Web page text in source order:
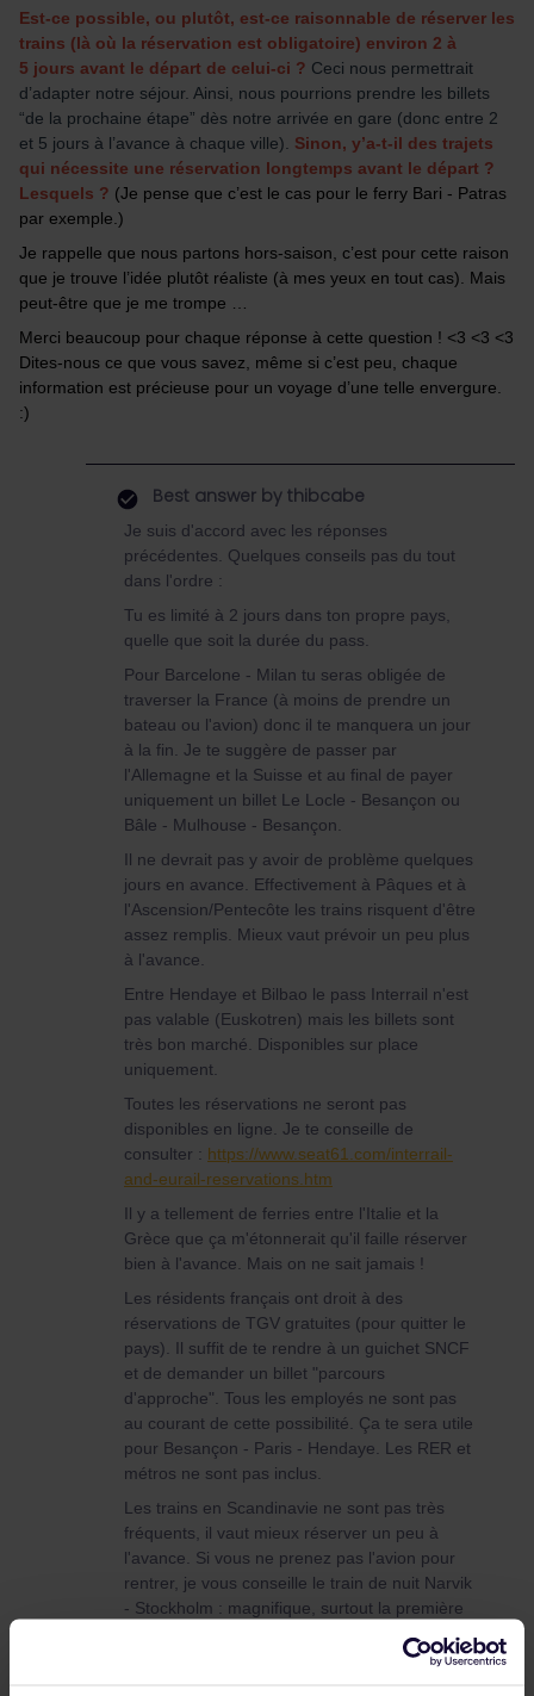
Est-ce possible, ou plutôt, est-ce raisonnable de réserver les
trains (là où la réservation est obligatoire) environ 2 à
5 jours avant le départ de celui-ci ? Ceci nous permettrait
d’adapter notre séjour. Ainsi, nous pourrions prendre les billets
“de la prochaine étape” dès notre arrivée en gare (donc entre 2
et 5 jours à l’avance à chaque ville).
Sinon, y’a-t-il des trajets
qui nécessite une réservation longtemps avant le départ ?
Lesquels ? (Je pense que c’est le cas pour le ferry Bari - Patras
par exemple.)
Je rappelle que nous partons hors-saison, c’est pour cette raison
que je trouve l’idée plutôt réaliste (à mes yeux en tout cas). Mais
peut-être que je me trompe …
Merci beaucoup pour chaque réponse à cette question ! <3 <3 <3
Dites-nous ce que vous savez, même si c’est peu, chaque
information est précieuse pour un voyage d’une telle envergure.
:)
Best answer by thibcabe
Je suis d'accord avec les réponses
précédentes. Quelques conseils pas du tout
dans l'ordre :
Tu es limité à 2 jours dans ton propre pays,
quelle que soit la durée du pass.
Pour Barcelone - Milan tu seras obligée de
traverser la France (à moins de prendre un
bateau ou l'avion) donc il te manquera un jour
à la fin. Je te suggère de passer par
l'Allemagne et la Suisse et au final de payer
uniquement un billet Le Locle - Besançon ou
Bâle - Mulhouse - Besançon.
Il ne devrait pas y avoir de problème quelques
jours en avance. Effectivement à Pâques et à
l'Ascension/Pentecôte les trains risquent d'être
assez remplis. Mieux vaut prévoir un peu plus
à l'avance.
Entre Hendaye et Bilbao le pass Interrail n'est
pas valable (Euskotren) mais les billets sont
très bon marché. Disponibles sur place
uniquement.
Toutes les réservations ne seront pas
disponibles en ligne. Je te conseille de
consulter : https://www.seat61.com/interrail-
and-eurail-reservations.htm
Il y a tellement de ferries entre l'Italie et la
Grèce que ça m'étonnerait qu'il faille réserver
bien à l'avance. Mais on ne sait jamais !
Les résidents français ont droit à des
réservations de TGV gratuites (pour quitter le
pays). Il suffit de te rendre à un guichet SNCF
et de demander un billet "parcours
d'approche". Tous les employés ne sont pas
au courant de cette possibilité. Ça te sera utile
pour Besançon - Paris - Hendaye. Les RER et
métros ne sont pas inclus.
Les trains en Scandinavie ne sont pas très
fréquents, il vaut mieux réserver un peu à
l'avance. Si vous ne prenez pas l'avion pour
rentrer, je vous conseille le train de nuit Narvik
- Stockholm : magnifique, surtout la première
Et pour finir, quel beau voyage de prévu ! Je